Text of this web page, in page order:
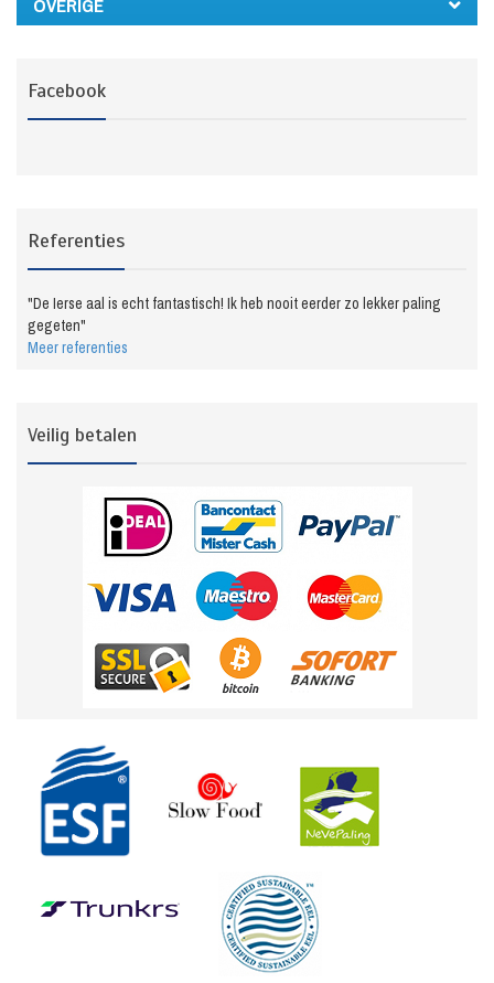
Facebook
Referenties
"De Ierse aal is echt fantastisch! Ik heb nooit eerder zo lekker paling
gegeten"
Meer referenties
Veilig betalen